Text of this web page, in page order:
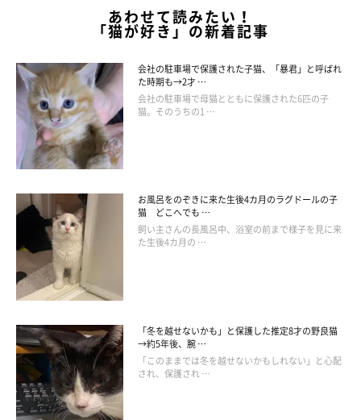
「ママをガン見してます」
パパさんのことを心配していた虎三郎くんですが、実は
マっ子」とのこと。寝るときはママさんの布団に入って眠り、家
族が帰宅したときに出迎えるのも「ママだけ」なのだそうです
（笑）
あわせて読みたい！
「猫が好き」の新着記事
会社の駐車場で保護された子猫、「暴君」と呼ばれ
た時期も→2才 …
会社の駐車場で母猫とともに保護された6匹の子
猫。そのうちの1 …
お風呂をのぞきに来た生後4カ月のラグドールの子
猫 どこへでも …
飼い主さんの長風呂中、浴室の前まで様子を見に来
た生後4カ月の …
「冬を越せないかも」と保護した推定8才の野良猫
→約5年後、腕 …
「このままでは冬を越せないかもしれない」と心配
され、保護され …